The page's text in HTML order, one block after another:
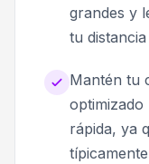
grandes y
tu
Mantén tu
optimizado
rápida, ya